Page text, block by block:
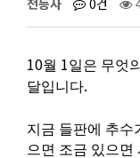
전등사 0건
10월 1일은 무엇
달입니다.
지금 들판에 추수
으면 조금 있으면